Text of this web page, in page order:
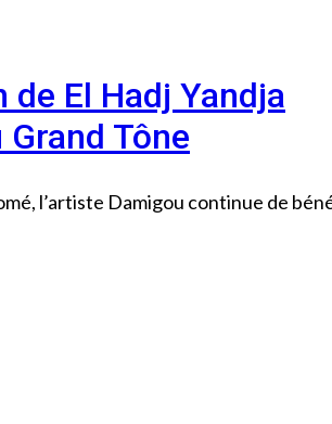
El Hadj Yandja
Tône
l’artiste Damigou continue de